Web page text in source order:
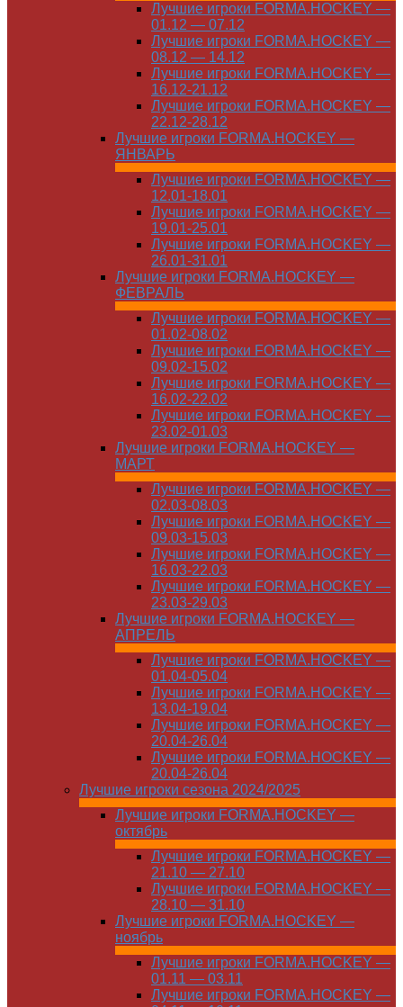
Лучшие игроки FORMA.HOCKEY —
01.12 — 07.12
Лучшие игроки FORMA.HOCKEY —
08.12 — 14.12
Лучшие игроки FORMA.HOCKEY —
16.12-21.12
Лучшие игроки FORMA.HOCKEY —
22.12-28.12
Лучшие игроки FORMA.HOCKEY —
ЯНВАРЬ
Лучшие игроки FORMA.HOCKEY —
12.01-18.01
Лучшие игроки FORMA.HOCKEY —
19.01-25.01
Лучшие игроки FORMA.HOCKEY —
26.01-31.01
Лучшие игроки FORMA.HOCKEY —
ФЕВРАЛЬ
Лучшие игроки FORMA.HOCKEY —
01.02-08.02
Лучшие игроки FORMA.HOCKEY —
09.02-15.02
Лучшие игроки FORMA.HOCKEY —
16.02-22.02
Лучшие игроки FORMA.HOCKEY —
23.02-01.03
Лучшие игроки FORMA.HOCKEY —
МАРТ
Лучшие игроки FORMA.HOCKEY —
02.03-08.03
Лучшие игроки FORMA.HOCKEY —
09.03-15.03
Лучшие игроки FORMA.HOCKEY —
16.03-22.03
Лучшие игроки FORMA.HOCKEY —
23.03-29.03
Лучшие игроки FORMA.HOCKEY —
АПРЕЛЬ
Лучшие игроки FORMA.HOCKEY —
01.04-05.04
Лучшие игроки FORMA.HOCKEY —
13.04-19.04
Лучшие игроки FORMA.HOCKEY —
20.04-26.04
Лучшие игроки FORMA.HOCKEY —
20.04-26.04
Лучшие игроки сезона 2024/2025
Лучшие игроки FORMA.HOCKEY —
октябрь
Лучшие игроки FORMA.HOCKEY —
21.10 — 27.10
Лучшие игроки FORMA.HOCKEY —
28.10 — 31.10
Лучшие игроки FORMA.HOCKEY —
ноябрь
Лучшие игроки FORMA.HOCKEY —
01.11 — 03.11
Лучшие игроки FORMA.HOCKEY —